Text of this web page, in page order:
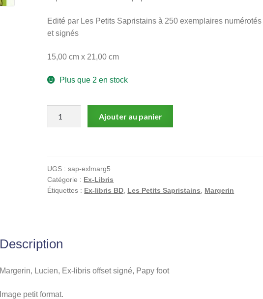
Edité par Les Petits Sapristains à 250 exemplaires numérotés
et signés
15,00 cm x 21,00 cm
Plus que 2 en stock
libris
offset
signé,
Ajouter au panier
UGS :sap-exlmarg5
Catégorie : Ex-Libris
Étiquettes : Ex-libris BD Les Petits Sapristains Margerin
Description
Margerin, Lucien, Ex-libris offset signé, Papy foot
Image petit format.